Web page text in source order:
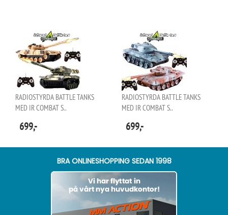
RADIOSTYRDA BATTLE TANKS
MED IR COMBAT S..
699,-
RADIOSTYRDA BATTLE TANKS
MED IR COMBAT S..
699,-
BRA ONLINESHOPPING SEDAN 1998